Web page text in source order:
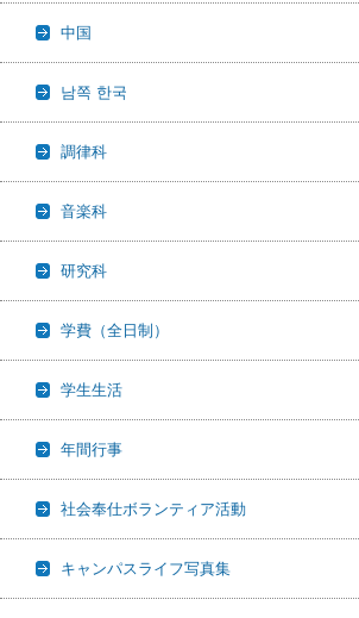
中国
남쪽 한국
調律科
音楽科
研究科
学費（全日制）
学生生活
年間行事
社会奉仕ボランティア活動
キャンパスライフ写真集